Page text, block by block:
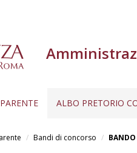
ALBO PRETORIO
Bandi di concorso